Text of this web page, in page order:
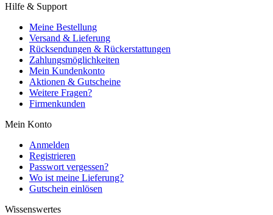
Hilfe & Support
Meine Bestellung
Versand & Lieferung
Rücksendungen & Rückerstattungen
Zahlungsmöglichkeiten
Mein Kundenkonto
Aktionen & Gutscheine
Weitere Fragen?
Firmenkunden
Mein Konto
Anmelden
Registrieren
Passwort vergessen?
Wo ist meine Lieferung?
Gutschein einlösen
Wissenswertes